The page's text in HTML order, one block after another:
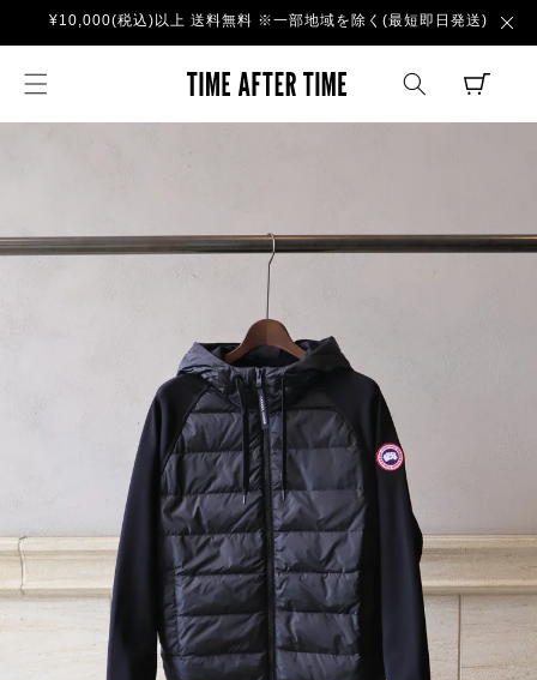
ンツに
進む
¥10,000(税込)以上 送料無料 ※一部地域を除く(最短即日発送)
TIME AFTER
CART